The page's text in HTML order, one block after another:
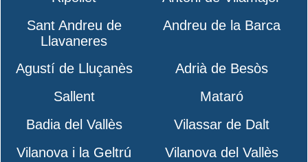
Sant Andreu de
Llavaneres
Andreu de la Barca
Agustí de Lluçanès
Adrià de Besòs
Sallent
Mataró
Badia del Vallès
Vilassar de Dalt
Vilanova i la Geltrú
Vilanova del Vallès